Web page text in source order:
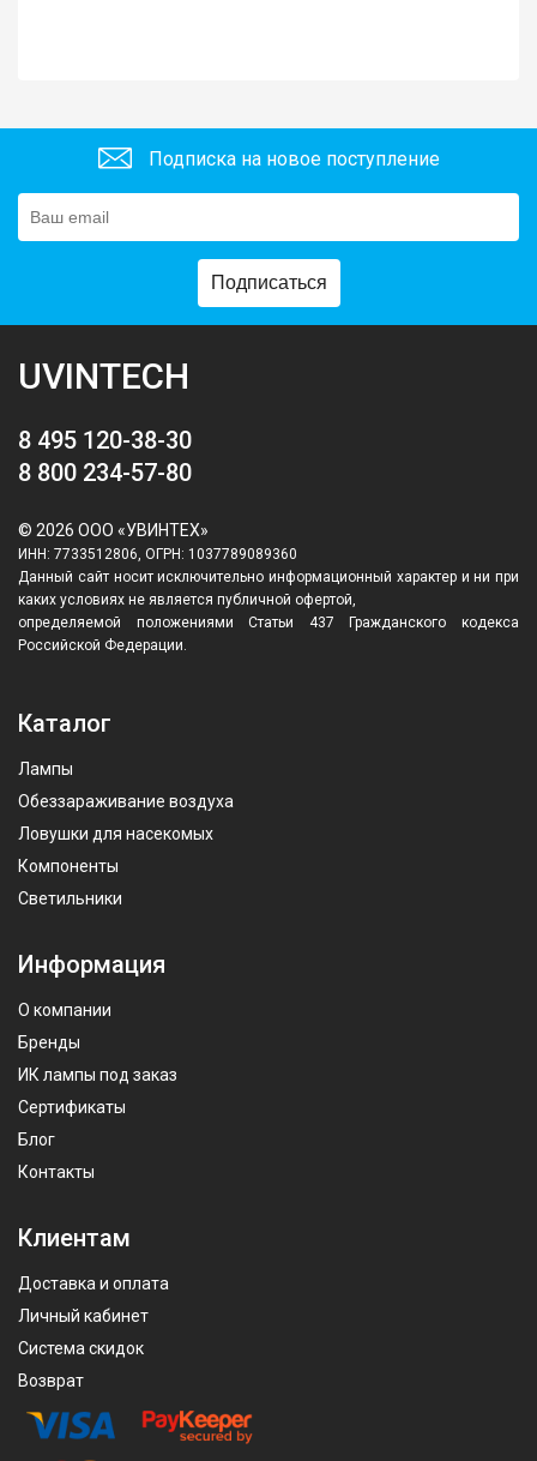
Подписка на новое поступление
Подписаться
UVINTECH
8 495 120-38-30
8 800 234-57-80
© 2026 ООО «УВИНТЕХ»
ИНН: 7733512806, ОГРН: 1037789089360
Данный сайт носит исключительно информационный характер и ни при
каких условиях не является публичной офертой,
определяемой положениями Статьи 437 Гражданского кодекса
Российской Федерации.
Каталог
Лампы
Обеззараживание воздуха
Ловушки для насекомых
Компоненты
Светильники
Информация
О компании
Бренды
ИК лампы под заказ
Сертификаты
Блог
Контакты
Клиентам
Доставка и оплата
Личный кабинет
Система скидок
Возврат